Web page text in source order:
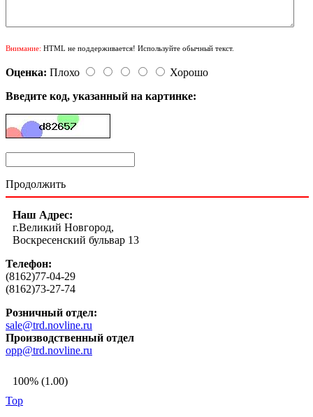
Внимание: HTML не поддерживается! Используйте обычный текст.
Оценка: Плохо
Хорошо
Введите код, указанный на картинке:
Продолжить
Наш Адрес:
г.Великий Новгород,
Воскресенский бульвар 13
Телефон:
(8162)77-04-29
(8162)73-27-74
Розничный отдел:
sale@trd.novline.ru
Производственный отдел
opp@trd.novline.ru
100% (1.00)
Top